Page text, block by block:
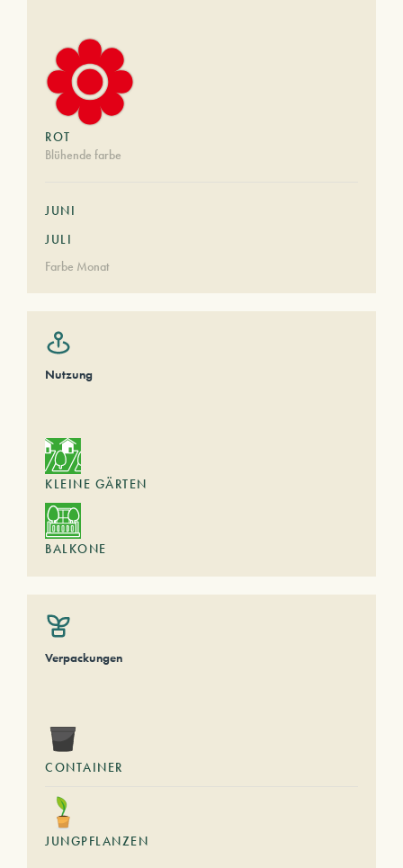
ROT
Blühende farbe
JUNI
JULI
Farbe Monat
Nutzung
KLEINE GÄRTEN
BALKONE
Verpackungen
CONTAINER
JUNGPFLANZEN